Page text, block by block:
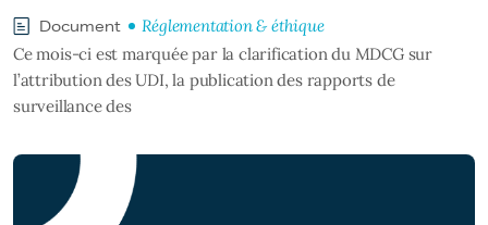
Document
Réglementation & éthique
Ce mois-ci est marquée par la clarification du MDCG sur
l’attribution des UDI, la publication des rapports de
surveillance des